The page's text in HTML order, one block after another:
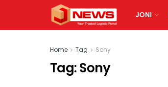
JONI
Home Tag Sony
Tag:Sony